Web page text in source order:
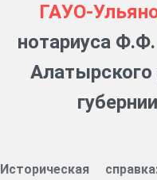
ГАУО-
нотариуса
Историческая